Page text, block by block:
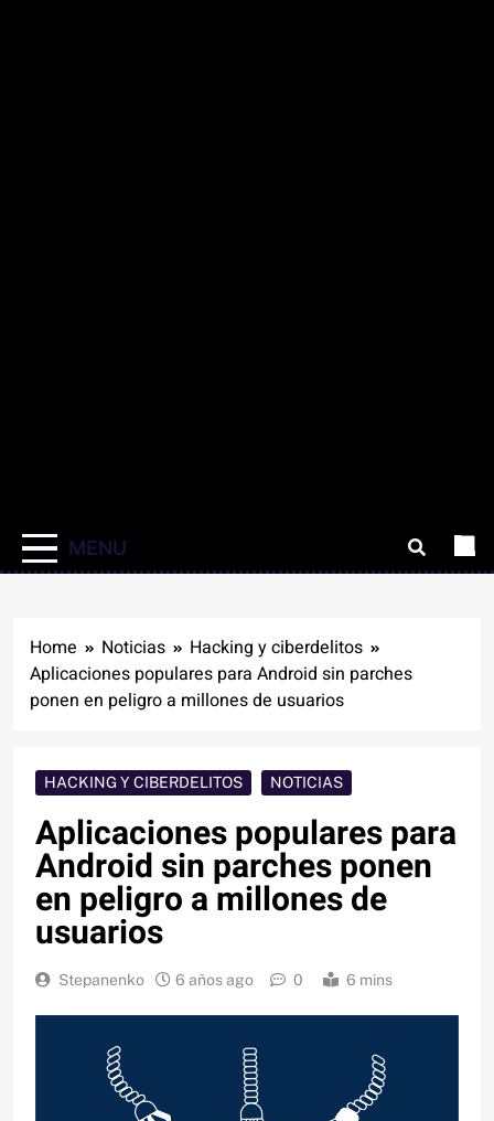
MENU
Home Noticias
Hacking y ciberdelitos
Aplicaciones populares para Android sin parches
ponen en peligro a millones de usuarios
HACKING Y CIBERDELITOS NOTICIAS
Aplicaciones populares para
Android sin parches ponen
en peligro a millones de
usuarios
Stepanenko 6 años ago 0 6 mins